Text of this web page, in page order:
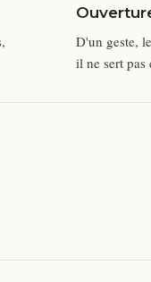
D'un geste,
il ne sert pas